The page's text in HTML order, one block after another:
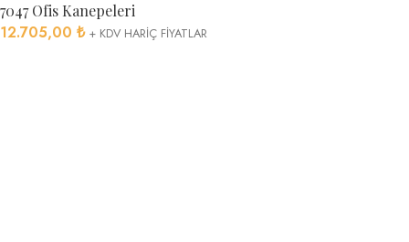
7047 Ofis Kanepeleri
12.705,00 ₺ + KDV HARİÇ FİYATLAR